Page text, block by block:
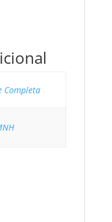
Completa